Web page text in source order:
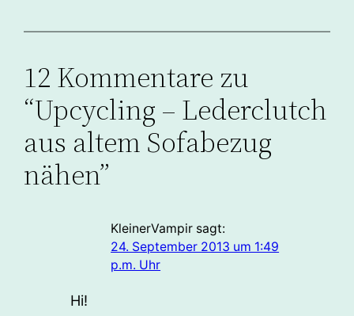
12 Kommentare zu
“Upcycling – Lederclutch
aus altem Sofabezug
nähen”
KleinerVampir sagt:
24. September 2013 um 1:49
p.m. Uhr
Hi!